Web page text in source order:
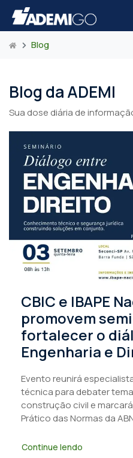
Blog
Blog da ADEMI
Sua dose diária de
CBIC e IBAPE
promovem
fortalecer o
Engenharia e
Evento reunirá
técnica para debater
construção civil e
Prático das Normas da
Continue lendo